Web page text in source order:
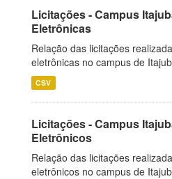
Licitações - Campus
Eletrônicas
Relação das licitações
eletrônicas no campus de
CSV
Licitações - Campus
Eletrônicos
Relação das licitações
eletrônicos no campus de